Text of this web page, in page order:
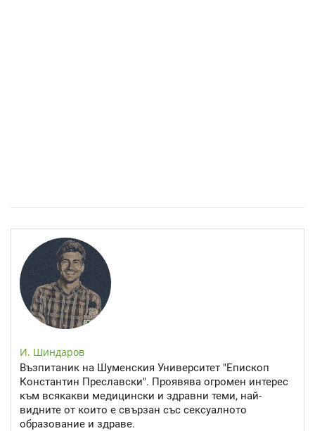
И. Шиндаров
Възпитаник на Шуменския Университет "Епископ
Константин Преславски". Проявява огромен интерес
към всякакви медицински и здравни теми, най-
видните от които е свързан със сексуалното
образование и здраве.